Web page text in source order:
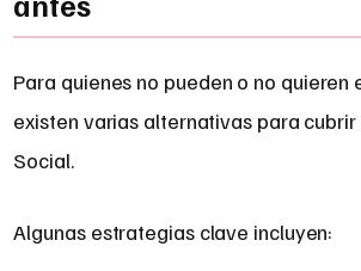
Para quienes no pueden o no
existen varias alternativas para
Social.
Algunas estrategias clave incluyen: